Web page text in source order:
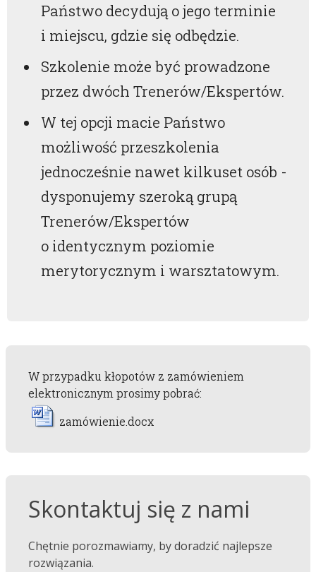
Państwo decydują o jego terminie
i miejscu, gdzie się odbędzie.
Szkolenie może być prowadzone
przez dwóch Trenerów/Ekspertów.
W tej opcji macie Państwo
możliwość przeszkolenia
jednocześnie nawet kilkuset osób -
dysponujemy szeroką grupą
Trenerów/Ekspertów
o identycznym poziomie
merytorycznym i warsztatowym.
W przypadku kłopotów z zamówieniem
elektronicznym prosimy pobrać:
zamówienie.docx
Skontaktuj się z nami
Chętnie porozmawiamy, by doradzić najlepsze
rozwiązania.